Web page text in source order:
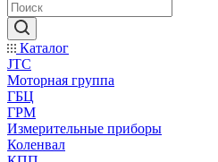
Каталог
JTC
Моторная группа
ГБЦ
ГРМ
Измерительные приборы
Коленвал